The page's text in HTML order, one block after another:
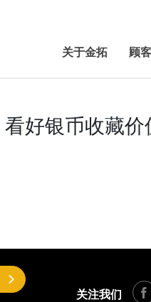
关于金拓 顾
好银币收藏价
关注我们